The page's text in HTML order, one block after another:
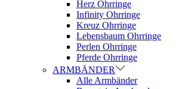
Herz Ohrringe
Infinity Ohrringe
Kreuz Ohrringe
Lebensbaum Ohrringe
Perlen Ohrringe
Pferde Ohrringe
ARMBÄNDER
Alle Armbänder